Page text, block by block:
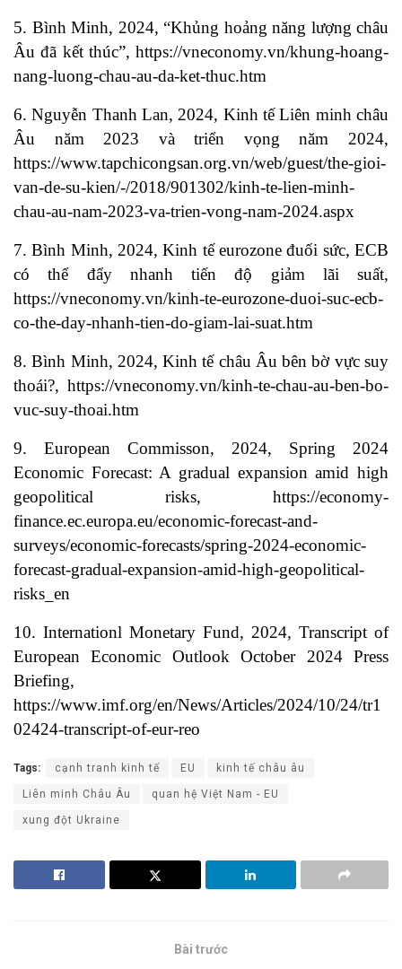
5. Bình Minh, 2024, “Khủng hoảng năng lượng châu
Âu đã kết thúc”, https://vneconomy.vn/khung-hoang-
nang-luong-chau-au-da-ket-thuc.htm
6. Nguyễn Thanh Lan, 2024, Kinh tế Liên minh châu
Âu năm 2023 và triển vọng năm 2024,
https://www.tapchicongsan.org.vn/web/guest/the-gioi-
van-de-su-kien/-/2018/901302/kinh-te-lien-minh-
chau-au-nam-2023-va-trien-vong-nam-2024.aspx
7. Bình Minh, 2024, Kinh tế eurozone đuối sức, ECB
có thể đẩy nhanh tiến độ giảm lãi suất,
https://vneconomy.vn/kinh-te-eurozone-duoi-suc-ecb-
co-the-day-nhanh-tien-do-giam-lai-suat.htm
8. Bình Minh, 2024, Kinh tế châu Âu bên bờ vực suy
thoái?, https://vneconomy.vn/kinh-te-chau-au-ben-bo-
vuc-suy-thoai.htm
9. European Commisson, 2024, Spring 2024
Economic Forecast: A gradual expansion amid high
geopolitical risks, https://economy-
finance.ec.europa.eu/economic-forecast-and-
surveys/economic-forecasts/spring-2024-economic-
forecast-gradual-expansion-amid-high-geopolitical-
risks_en
10. Internationl Monetary Fund, 2024, Transcript of
European Economic Outlook October 2024 Press
Briefing,
https://www.imf.org/en/News/Articles/2024/10/24/tr1
02424-transcript-of-eur-reo
Tags: cạnh tranh kinh tế EU kinh tế châu âu
Liên minh Châu Âu quan hệ Việt Nam - EU
xung đột Ukraine
Bài trước